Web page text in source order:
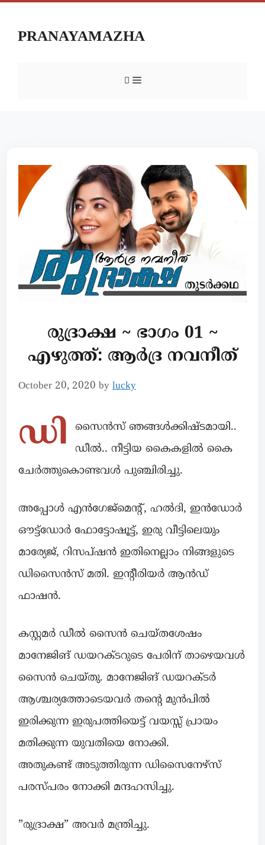
PRANAYAMAZHA
രുദ്രാക്ഷ ~ ഭാഗം 01 ~
എഴുത്ത്: ആർദ്ര നവനീത്
October 20, 2020 by lucky
ഡി
സൈൻസ് ഞങ്ങൾക്കിഷ്ടമായി..
ഡീൽ.. നീട്ടിയ കൈകളിൽ കൈ
ചേർത്തുകൊണ്ടവൾ പുഞ്ചിരിച്ചു.
അപ്പോൾ എൻഗേജ്മെന്റ്, ഹൽദി, ഇൻഡോർ
ഔട്ട്‌ഡോർ ഫോട്ടോഷൂട്ട്, ഇരു വീട്ടിലെയും
മാര്യേജ്, റിസപ്ഷൻ ഇതിനെല്ലാം നിങ്ങളുടെ
ഡിസൈൻസ് മതി. ഇന്റീരിയർ ആൻഡ്
ഫാഷൻ.
കസ്റ്റമർ ഡീൽ സൈൻ ചെയ്തശേഷം
മാനേജിങ് ഡയറക്ടറുടെ പേരിന് താഴെയവൾ
സൈൻ ചെയ്തു. മാനേജിങ് ഡയറക്ടർ
ആശ്ചര്യത്തോടെയവർ തന്റെ മുൻപിൽ
ഇരിക്കുന്ന ഇരുപത്തിയെട്ട് വയസ്സ് പ്രായം
മതിക്കുന്ന യുവതിയെ നോക്കി.
അതുകണ്ട് അടുത്തിരുന്ന ഡിസൈനേഴ്സ്
പരസ്പരം നോക്കി മന്ദഹസിച്ചു.
”രുദ്രാക്ഷ” അവർ മന്ത്രിച്ചു.